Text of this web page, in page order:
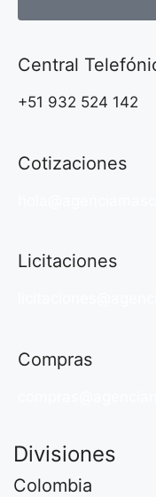
Central
+51 932 524 142
Cotizaciones
Licitaciones
Compras
Divisiones
Colombia